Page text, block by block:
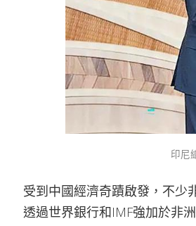
印尼
受到中國經濟奇蹟啟發，不少
透過世界銀行和IMF強加於非